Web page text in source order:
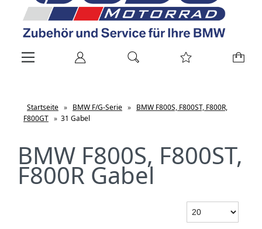
Startseite » BMW F/G-Serie » BMW F800S, F800ST, F800R,
F800GT » 31 Gabel
BMW F800S, F800ST,
F800R Gabel